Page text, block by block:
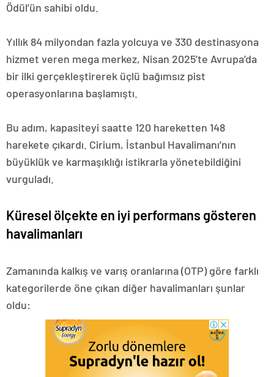
Ödül’ün sahibi oldu.
Yıllık 84 milyondan fazla yolcuya ve 330 destinasyona
hizmet veren mega merkez, Nisan 2025’te Avrupa’da
bir ilki gerçekleştirerek üçlü bağımsız pist
operasyonlarına başlamıştı.
Bu adım, kapasiteyi saatte 120 hareketten 148
harekete çıkardı. Cirium, İstanbul Havalimanı’nın
büyüklük ve karmaşıklığı istikrarla yönetebildiğini
vurguladı.
Küresel ölçekte en iyi performans gösteren
havalimanları
Zamanında kalkış ve varış oranlarına (OTP) göre farklı
kategorilerde öne çıkan diğer havalimanları şunlar
oldu: